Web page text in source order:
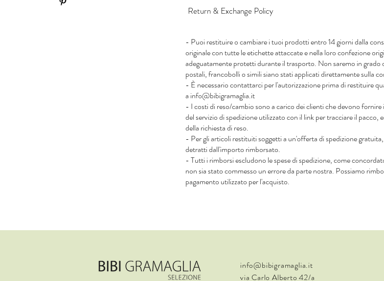
Return & Exchange Policy
- Puoi restituire o cambiare i tuoi prodotti entro 14 giorni dalla
originale con tutte le etichette attaccate e nella loro confezione
adeguatamente protetti durante il trasporto. Non saremo in grado
postali, francobolli o simili siano stati applicati direttamente sulla
- È necessario contattarci per l'autorizzazione prima di restituire
a info@bibigramaglia.it
- I costi di reso/cambio sono a carico dei clienti che devono
del servizio di spedizione utilizzato con il link per tracciare il pacco,
della richiesta di reso.
- Per gli articoli restituiti soggetti a un'offerta di spedizione
detratti dall'importo rimborsato.
- Tutti i rimborsi escludono le spese di spedizione, come
non sia stato commesso un errore da parte nostra. Possiamo
pagamento utilizzato per l'acquisto.
info@bibigramaglia.it
via Carlo Alberto 42/a